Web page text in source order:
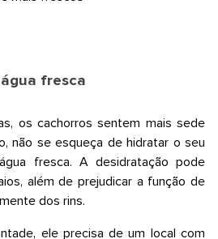
fresca
os cachorros sentem mais sede
não se esqueça de hidratar o seu
fresca. A desidratação pode
além de prejudicar a função de
dos rins.
ele precisa de um local com